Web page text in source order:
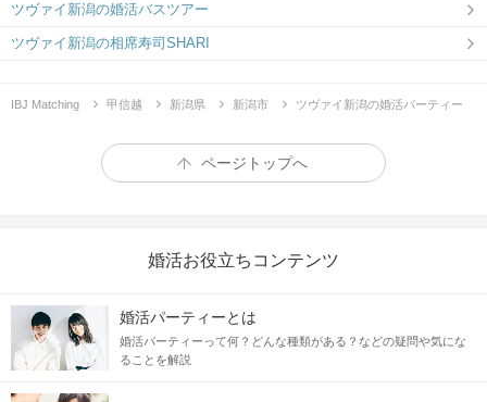
ツヴァイ新潟の婚活バスツアー
ツヴァイ新潟の相席寿司SHARI
IBJ Matching 甲信越 新潟県 新潟市 ツヴァイ新潟の婚活パーティー
ページトップへ
婚活お役立ちコンテンツ
婚活パーティーとは
婚活パーティーって何？どんな種類がある？などの疑問や気にな
ることを解説